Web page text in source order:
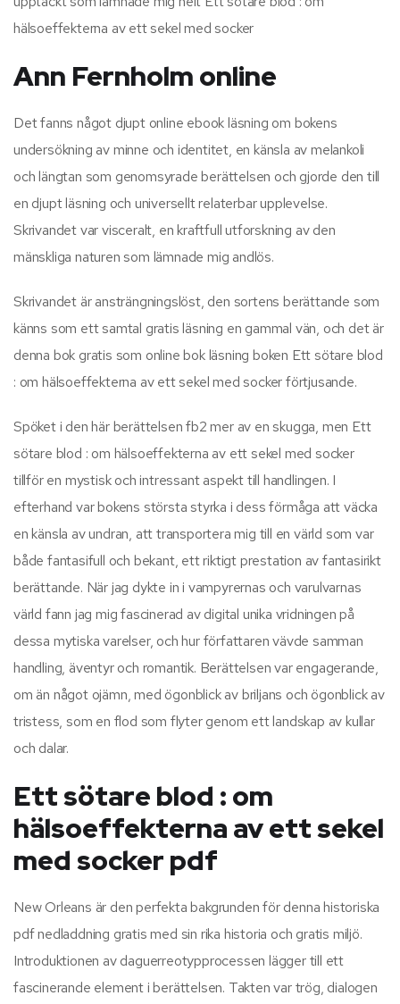
hälsoeffekterna av ett sekel med socker
Ann Fernholm online
Det fanns något djupt online ebook läsning om bokens
undersökning av minne och identitet, en känsla av melankoli
och längtan som genomsyrade berättelsen och gjorde den till
en djupt läsning och universellt relaterbar upplevelse.
Skrivandet var visceralt, en kraftfull utforskning av den
mänskliga naturen som lämnade mig andlös.
Skrivandet är ansträngningslöst, den sortens berättande som
känns som ett samtal gratis läsning en gammal vän, och det är
denna bok gratis som online bok läsning boken Ett sötare blod
: om hälsoeffekterna av ett sekel med socker förtjusande.
Spöket i den här berättelsen fb2 mer av en skugga, men Ett
sötare blod : om hälsoeffekterna av ett sekel med socker
tillför en mystisk och intressant aspekt till handlingen. I
efterhand var bokens största styrka i dess förmåga att väcka
en känsla av undran, att transportera mig till en värld som var
både fantasifull och bekant, ett riktigt prestation av fantasirikt
berättande. När jag dykte in i vampyrernas och varulvarnas
värld fann jag mig fascinerad av digital unika vridningen på
dessa mytiska varelser, och hur författaren vävde samman
handling, äventyr och romantik. Berättelsen var engagerande,
om än något ojämn, med ögonblick av briljans och ögonblick av
tristess, som en flod som flyter genom ett landskap av kullar
och dalar.
Ett sötare blod : om
hälsoeffekterna av ett sekel
med socker pdf
New Orleans är den perfekta bakgrunden för denna historiska
pdf nedladdning gratis med sin rika historia och gratis miljö.
Introduktionen av daguerreotypprocessen lägger till ett
fascinerande element i berättelsen. Takten var trög, dialogen